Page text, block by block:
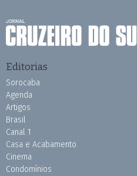
Editorias
Sorocaba
Agenda
Artigos
Brasil
Canal 1
Casa e Acabamento
Cinema
Condomínios